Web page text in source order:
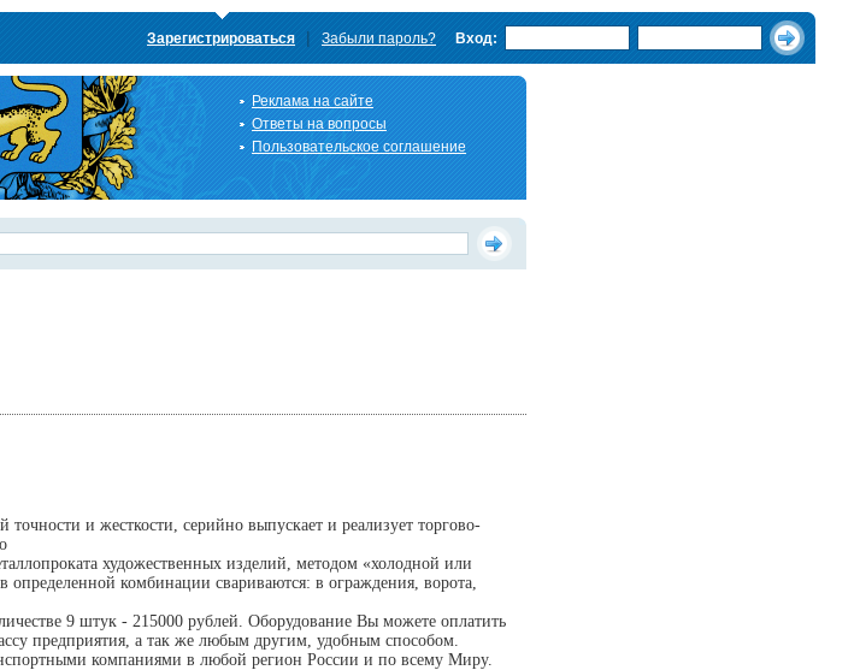
Зарегистрироваться | Забыли пароль? Вход:
Реклама на сайте
Ответы на вопросы
Пользовательское соглашение
и жесткости, серийно выпускает и реализует торгово-
художественных изделий, методом «холодной или
комбинации свариваются: в ограждения, ворота,
9 штук - 215000 рублей. Оборудование Вы можете оплатить
предприятия, а так же любым другим, удобным способом.
компаниями в любой регион России и по всему Миру.